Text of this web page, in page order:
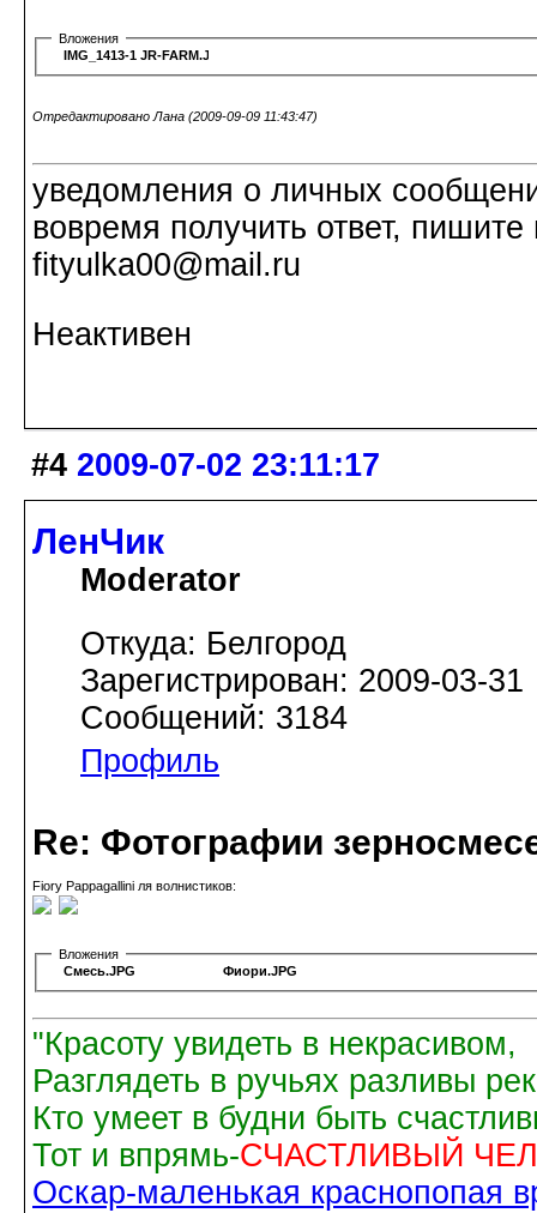
Вложения
IMG_1413-1 JR-FARM.JPG
Отредактировано Лана (2009-09-09 11:43:47)
уведомления о личных
вовремя получить ответ,
fityulka00@mail.ru
Неактивен
#4 2009-07-02 23:11:17
ЛенЧик
Moderator
Откуда: Белгород
Зарегистрирован: 2009-03-31
Сообщений: 3184
Профиль
Re: Фотографии
Fiory Pappagallini ля волнистиков:
Вложения
Смесь.JPG
Фиори.JPG
"Красоту увидеть в некрасивом,
Разглядеть в ручьях разливы
Кто умеет в будни быть
Тот и впрямь-СЧАСТЛИВЫЙ
Оскар-маленькая краснопопая